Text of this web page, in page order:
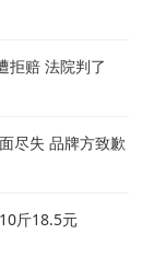
拒赔 法院判了
尽失 品牌方致歉
斤18.5元